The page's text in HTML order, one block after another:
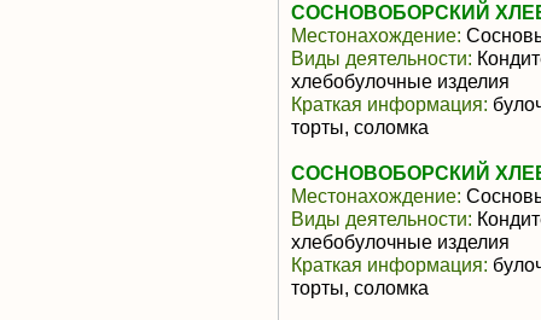
СОСНОВОБОРСКИЙ
Местонахождение:
Виды деятельности:
хлебобулочные изделия
Краткая информация:
торты, соломка
СОСНОВОБОРСКИЙ
Местонахождение:
Виды деятельности:
хлебобулочные изделия
Краткая информация:
торты, соломка